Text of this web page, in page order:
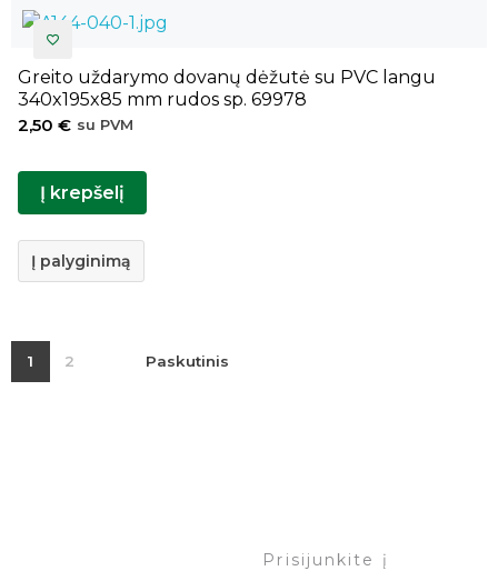
Greito uždarymo dovanų dėžutė su PVC langu
340x195x85 mm rudos sp. 69978
2,50 € su PVM
Į krepšelį
Į palyginimą
1 2 Paskutinis
Prisijunkite į